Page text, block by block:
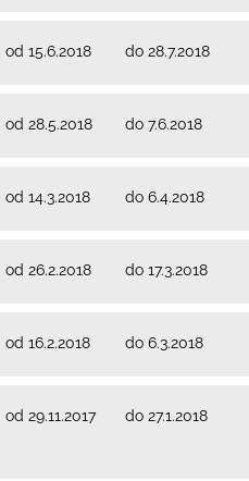
od 15.6.2018 do 28.7.2018
od 28.5.2018 do 7.6.2018
od 14.3.2018 do 6.4.2018
od 26.2.2018 do 17.3.2018
od 16.2.2018 do 6.3.2018
od 29.11.2017 do 27.1.2018